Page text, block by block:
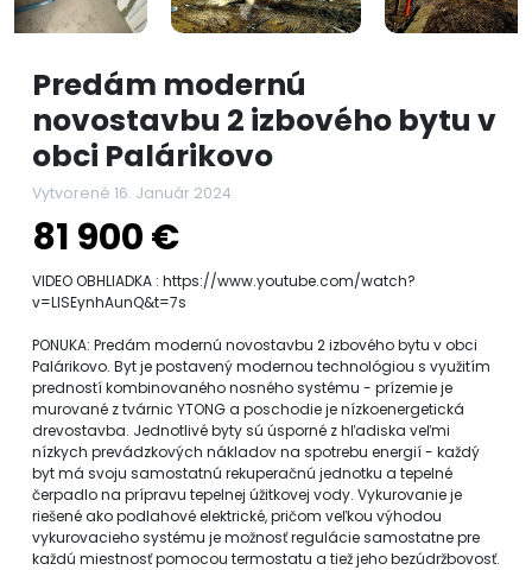
Predám modernú
novostavbu 2 izbového bytu v
obci Palárikovo
Vytvorené 16. Január 2024
81 900 €
VIDEO OBHLIADKA : https://www.youtube.com/watch?
v=LlSEynhAunQ&t=7s
PONUKA: Predám modernú novostavbu 2 izbového bytu v obci
Palárikovo. Byt je postavený modernou technológiou s využitím
predností kombinovaného nosného systému - prízemie je
murované z tvárnic YTONG a poschodie je nízkoenergetická
drevostavba. Jednotlivé byty sú úsporné z hľadiska veľmi
nízkych prevádzkových nákladov na spotrebu energií - každý
byt má svoju samostatnú rekuperačnú jednotku a tepelné
čerpadlo na prípravu tepelnej úžitkovej vody. Vykurovanie je
riešené ako podlahové elektrické, pričom veľkou výhodou
vykurovacieho systému je možnosť regulácie samostatne pre
každú miestnosť pomocou termostatu a tiež jeho bezúdržbovosť.